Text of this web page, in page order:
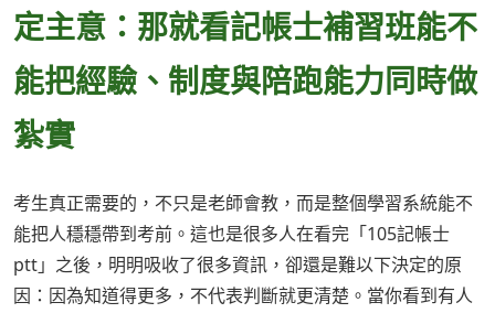
定主意：那就看記帳士補習班能不
能把經驗、制度與陪跑能力同時做
紮實
考生真正需要的，不只是老師會教，而是整個學習系統能不
能把人穩穩帶到考前。這也是很多人在看完「105記帳士
ptt」之後，明明吸收了很多資訊，卻還是難以下決定的原
因：因為知道得更多，不代表判斷就更清楚。當你看到有人